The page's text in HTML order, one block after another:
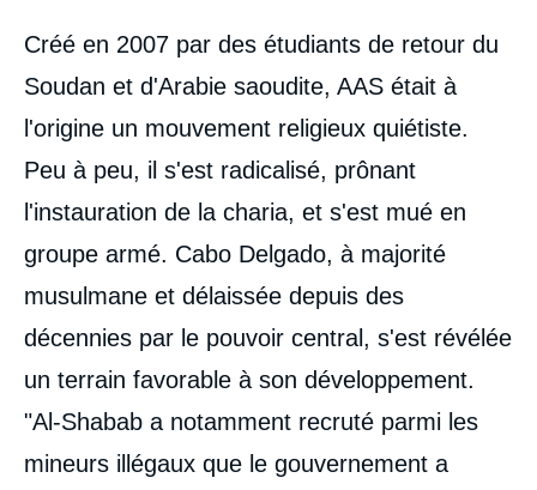
Créé en 2007 par des étudiants de retour du
Soudan et d'Arabie saoudite, AAS était à
l'origine un mouvement religieux quiétiste.
Peu à peu, il s'est radicalisé, prônant
l'instauration de la charia, et s'est mué en
groupe armé. Cabo Delgado, à majorité
musulmane et délaissée depuis des
décennies par le pouvoir central, s'est révélée
un terrain favorable à son développement.
"Al-Shabab a notamment recruté parmi les
mineurs illégaux que le gouvernement a